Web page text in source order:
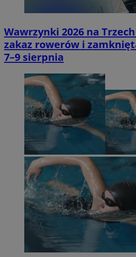
Wawrzynki 2026 na
zakaz rowerów i
7–9 sierpnia